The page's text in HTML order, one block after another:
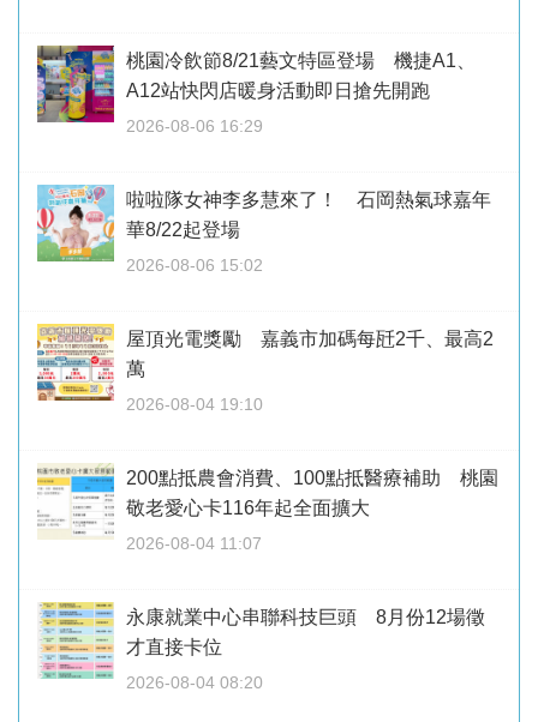
桃園冷飲節8/21藝文特區登場 機捷A1、
A12站快閃店暖身活動即日搶先開跑
2026-08-06 16:29
啦啦隊女神李多慧來了！ 石岡熱氣球嘉年
華8/22起登場
2026-08-06 15:02
屋頂光電獎勵 嘉義市加碼每瓩2千、最高2
萬
2026-08-04 19:10
200點抵農會消費、100點抵醫療補助 桃園
敬老愛心卡116年起全面擴大
2026-08-04 11:07
永康就業中心串聯科技巨頭 8月份12場徵
才直接卡位
2026-08-04 08:20